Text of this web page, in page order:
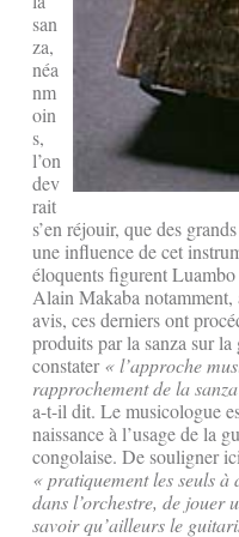
san
za,
néa
nm
oin
s,
l’on
dev
rait
s’en réjouir, que des
une influence de cet
éloquents figurent
Alain Makaba
avis, ces derniers ont
produits par la sanza sur
constater« l’approche
rapprochement de la
a-t-il dit. Le musicologue
naissance à l’usage de la
congolaise. De souligner
« pratiquement les seuls
dans l’orchestre, de jouer
savoir qu’ailleurs le